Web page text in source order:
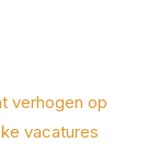
verhogen op
vacatures